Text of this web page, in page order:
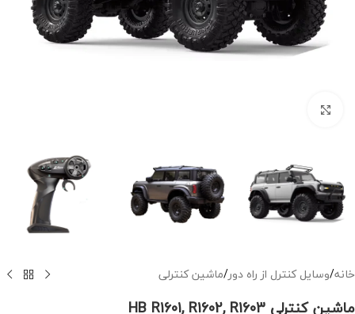
خانه/وسایل کنترل از راه دور/ماشین کنترلی
ماشین کنترلی HB R1601, R1602, R1603